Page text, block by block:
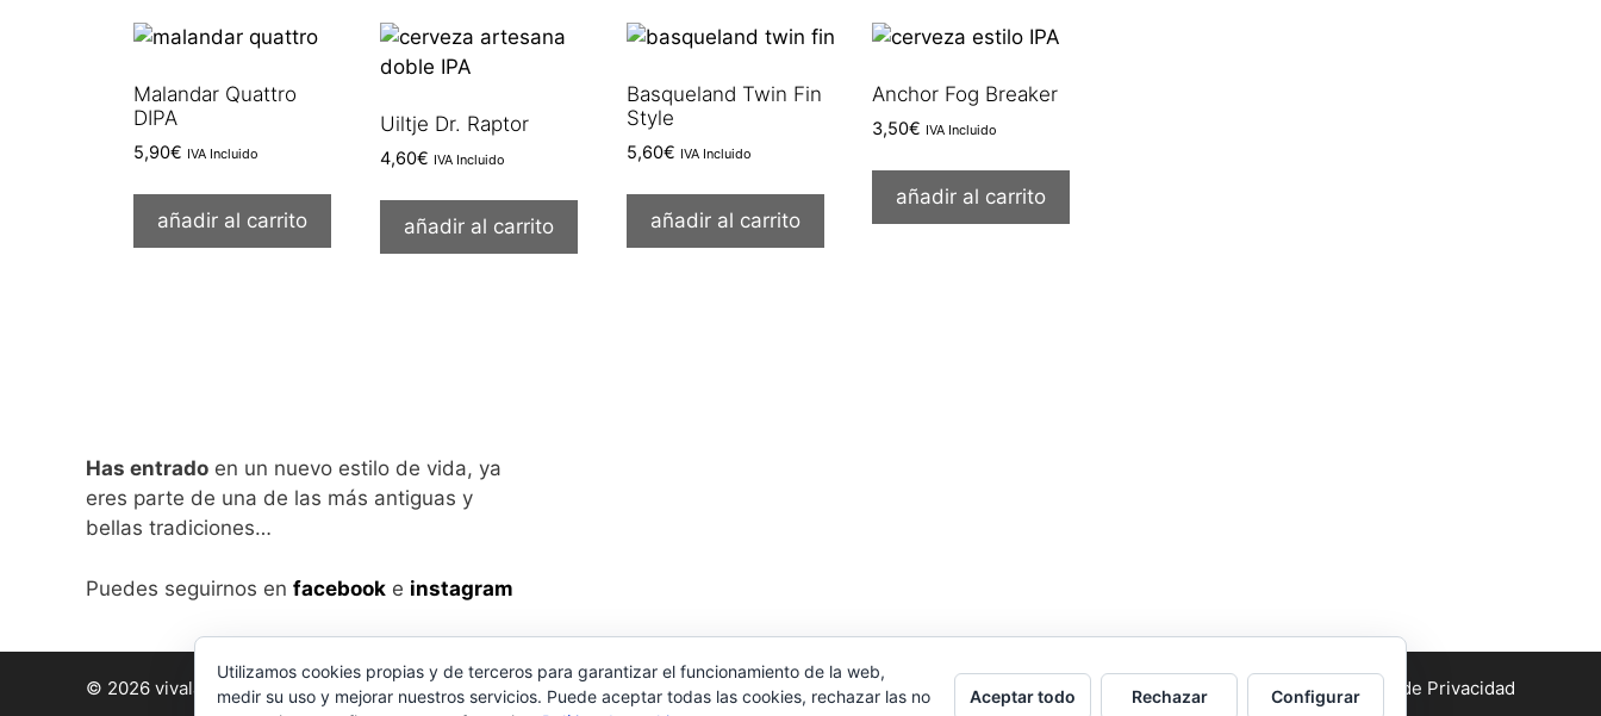
Malandar Quattro
DIPA
5,90€ IVA Incluido
añadir al carrito
Uiltje Dr. Raptor
4,60€ IVA Incluido
añadir al carrito
Basqueland Twin Fin
Style
5,60€ IVA Incluido
añadir al carrito
Anchor Fog Breaker
3,50€ IVA Incluido
añadir al carrito
Has entrado en un nuevo estilo de vida, ya
eres parte de una de las más antiguas y
bellas tradiciones…
Puedes seguirnos en facebook e instagram
Aviso legal y Política de Privacidad
© 2026 vivalabirra • Creado con GeneratePress
Utilizamos cookies propias y de terceros para garantizar el funcionamiento de la web,
medir su uso y mejorar nuestros servicios. Puede aceptar todas las cookies, rechazar las no
Aceptar todo Rechazar Configurar